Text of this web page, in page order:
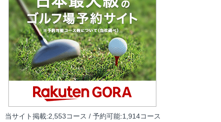
当サイト掲載:2,553コース / 予約可能:1,914コース